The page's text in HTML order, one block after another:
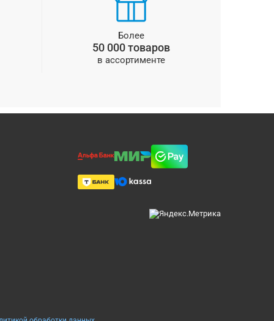
Более
50 000 товаров
в ассортименте